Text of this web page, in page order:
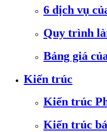
6 dịch vụ
Quy trình
Bảng giá
Kiến trúc
Kiến trúc
Kiến trúc